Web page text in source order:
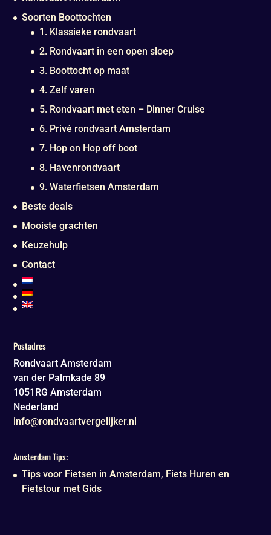
Soorten Boottochten
1. Klassieke rondvaart
2. Rondvaart in een open sloep
3. Boottocht op maat
4. Zelf varen
5. Rondvaart met eten – Dinner Cruise
6. Privé rondvaart Amsterdam
7. Hop on Hop off boot
8. Havenrondvaart
9. Waterfietsen Amsterdam
Beste deals
Mooiste grachten
Keuzehulp
Contact
Postadres
Rondvaart Amsterdam
van der Palmkade 89
1051RG Amsterdam
Nederland
info@rondvaartvergelijker.nl
Amsterdam Tips:
Tips voor Fietsen in Amsterdam, Fiets Huren en
Fietstour met Gids